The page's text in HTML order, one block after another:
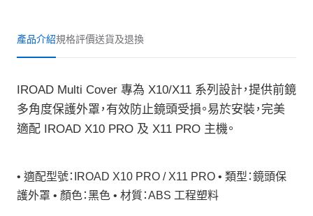
產品介紹規格評價送貨及退換
IROAD Multi Cover 專為 X10/X11 系列設計，提供前鏡
多角度保護外罩，有效防止鏡頭受損。易於安裝，完美
適配 IROAD X10 PRO 及 X11 PRO 主機。
• 適配型號：IROAD X10 PRO / X11 PRO • 類型：鏡頭保
護外罩 • 顏色：黑色 • 材質：ABS 工程塑料